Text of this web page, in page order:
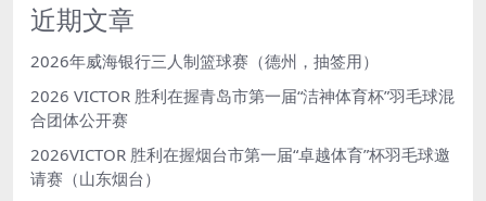
近期文章
2026年威海银行三人制篮球赛（德州，抽签用）
2026 VICTOR 胜利在握青岛市第一届“洁神体育杯”羽毛球混
合团体公开赛
2026VICTOR 胜利在握烟台市第一届“卓越体育”杯羽毛球邀
请赛（山东烟台）